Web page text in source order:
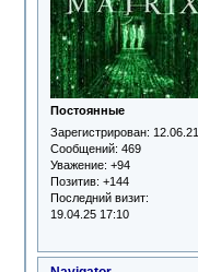
Постоянные
Зарегистрирован: 12.06.21
Сообщений: 469
Уважение: +94
Позитив: +144
Последний визит:
19.04.25 17:10